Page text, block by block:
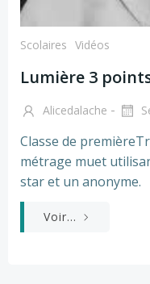
Scolaires Vidéos
Lumière 3
Alicedalache -
Classe de
métrage muet
star et un anonyme.
Voir...